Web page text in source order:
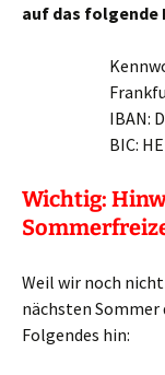
auf das folgende
IBAN:
BIC:
Wichtig:
Weil wir noch
nächsten
Folgendes hin: